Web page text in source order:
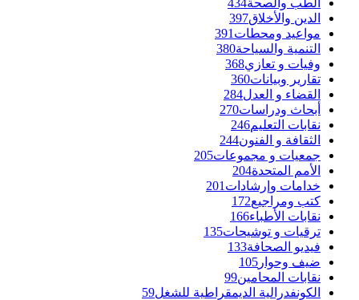
الدين والأخلاق397
مواعيد ومحطات 391
التنمية والسياحة380
وفيات و تعازي368
تقارير وبيانات360
القضاء و العدل284
أبحاث ودراسات270
نقابات التعليم246
الثقافة و الفنون244
جمعيات و مجموعات205
الأمم المتحدة204
خدامات وإرشادات 201
كتب ومراجيع172
نقابات الأطباء166
ترقيات و توشيحات135
فيديو الصحافة133
ضيف وحوار 105
نقابات المحامين99
الكونفدرالية الديمقراطية للشغل59